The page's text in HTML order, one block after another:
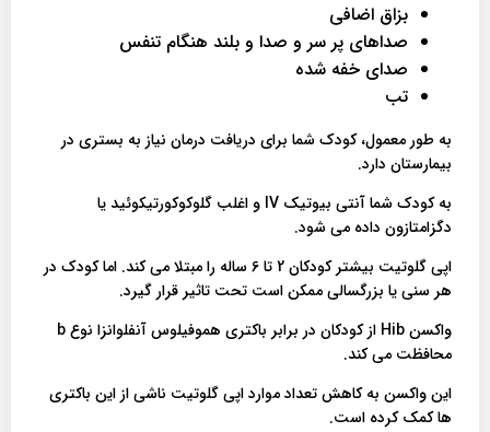
بزاق اضافی
صداهای پر سر و صدا و بلند هنگام تنفس
صدای خفه شده
تب
به طور معمول، کودک شما برای دریافت درمان نیاز به بستری در
بیمارستان دارد.
به کودک شما آنتی بیوتیک IV و اغلب گلوکوکورتیکوئید یا
دگزامتازون داده می شود.
اپی گلوتیت بیشتر کودکان 2 تا 6 ساله را مبتلا می کند. اما کودک در
هر سنی یا بزرگسالی ممکن است تحت تاثیر قرار گیرد.
واکسن Hib از کودکان در برابر باکتری
هموفیلوس آنفلوانزا نوع b
محافظت می کند.
این واکسن به کاهش تعداد موارد اپی گلوتیت ناشی از این باکتری
ها کمک کرده است.